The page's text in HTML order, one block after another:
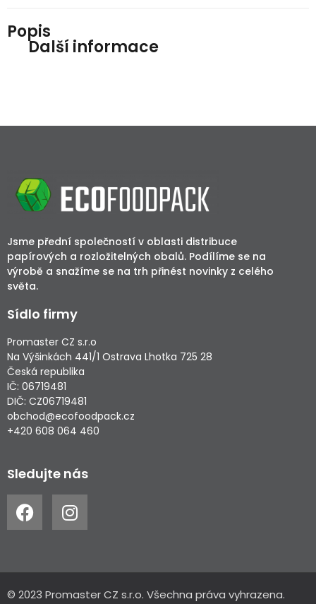
Popis
Další informace
Jsme přední společností v oblasti distribuce
papírových a rozložitelných obalů. Podílíme se na
výrobě a snažíme se na trh přinést novinky z celého
světa.
Sídlo firmy
Promaster CZ s.r.o
Na Výšinkách 441/1 Ostrava Lhotka 725 28
Česká republika
IČ: 06719481
DIČ: CZ06719481
obchod@ecofoodpack.cz
+420 608 064 460
Sledujte nás
© 2023 Promaster CZ s.r.o. Všechna práva vyhrazena.